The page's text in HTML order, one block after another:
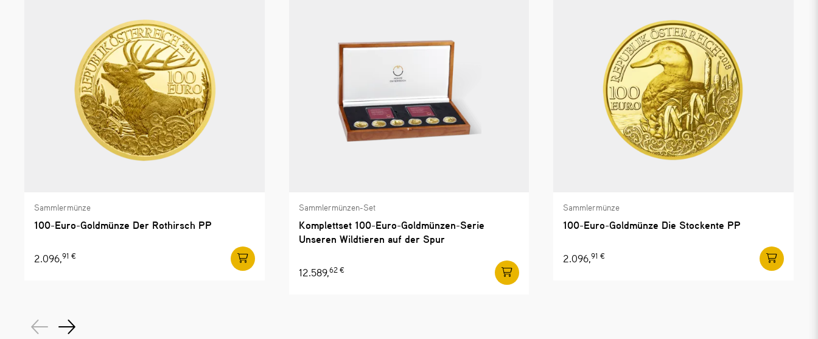
Sammlermünze
100-Euro-Goldmünze Der Rothirsch PP
2.096,91 €
Sammlermünzen-Set
Komplettset 100-Euro-Goldmünzen-Serie
Unseren Wildtieren auf der Spur
12.589,62 €
Sammlermünze
100-Euro-Goldmünze Die Stockente PP
2.096,91 €